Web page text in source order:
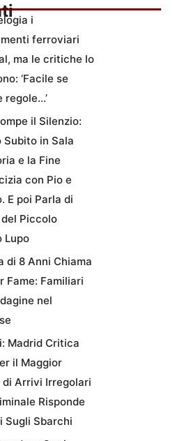
i
ferroviari
ma le critiche lo
‘Facile se
regole…’
il Silenzio:
Subito in Sala
e la Fine
con Pio e
E poi Parla di
Piccolo
Lupo
di 8 Anni Chiama
Fame: Familiari
nel
Madrid Critica
il Maggior
di Arrivi Irregolari
Risponde
Sugli Sbarchi